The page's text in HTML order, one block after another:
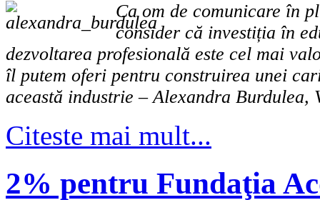
Ca om de comunicare în
consider că investiția în
dezvoltarea profesională este cel mai
îl putem oferi pentru construirea unei
această industrie – Alexandra Burdulea,
Citeste mai mult...
2% pentru Fundaţia